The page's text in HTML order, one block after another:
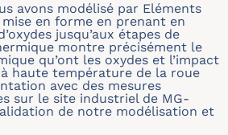
avons modélisé par Eléments
en forme en prenant en
jusqu’aux étapes de
montre précisément le
qu’ont les oxydes et l’impact
haute température de la roue
avec des mesures
sur le site industriel de MG-
de notre modélisation et